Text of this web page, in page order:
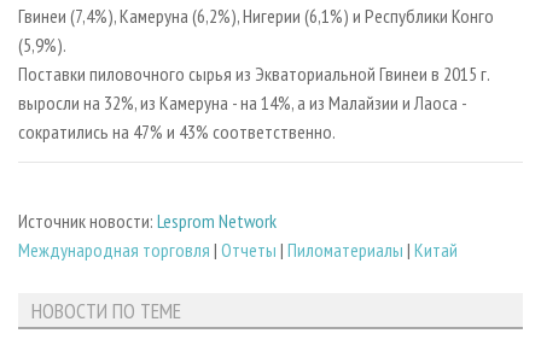
ИНСТРУМЕНТ И МАТЕРИАЛЫ
БИБЛИОТЕКА СПЕЦИАЛИСТА
Гвинеи (7,4%), Камеруна (6,2%), Нигерии (6,1%) и Республики Конго
(5,9%).
Поставки пиловочного сырья из Экваториальной Гвинеи в 2015 г.
выросли на 32%, из Камеруна - на 14%, а из Малайзии и Лаоса -
сократились на 47% и 43% соответственно.
Источник новости: Lesprom Network
Международная торговля | Отчеты | Пиломатериалы | Китай
НОВОСТИ ПО ТЕМЕ